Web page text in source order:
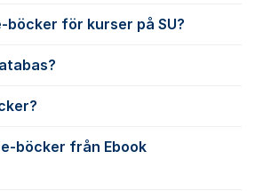
böcker för kurser på SU?
böcker från Ebook